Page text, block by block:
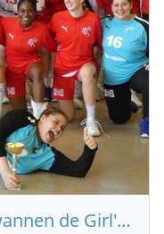
D'FLH U18 Meedercher wannen de Girl's Cup vum Chev Dikrech